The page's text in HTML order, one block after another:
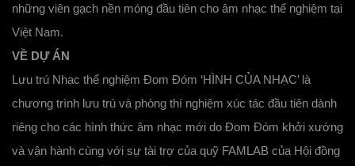
những viên gạch nền móng đầu tiên cho âm nhạc thể nghiệm tại
Việt Nam.
VỀ DỰ ÁN
Lưu trú Nhạc thể nghiệm Đom Đóm ‘HÌNH CỦA NHẠC’ là
chương trình lưu trú và phòng thí nghiệm xúc tác đầu tiên dành
riêng cho các hình thức âm nhạc mới do Đom Đóm khởi xướng
và vận hành cùng với sự tài trợ của quỹ FAMLAB của Hội đồng